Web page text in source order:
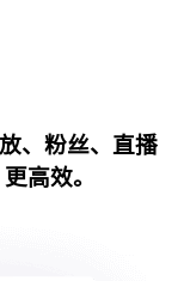
、粉丝、直播
高效。